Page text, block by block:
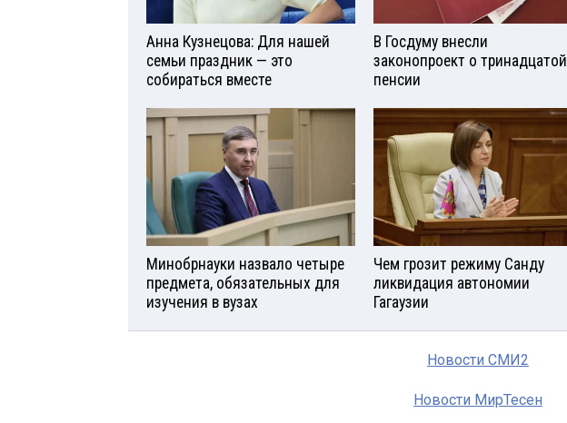
Анна Кузнецова: Для нашей
семьи праздник — это
собираться вместе
В Госдуму внесли
законопроект о тринадцатой
пенсии
Минобрнауки назвало четыре
предмета, обязательных для
изучения в вузах
Чем грозит режиму Санду
ликвидация автономии
Гагаузии
Новости СМИ2
Новости МирТесен